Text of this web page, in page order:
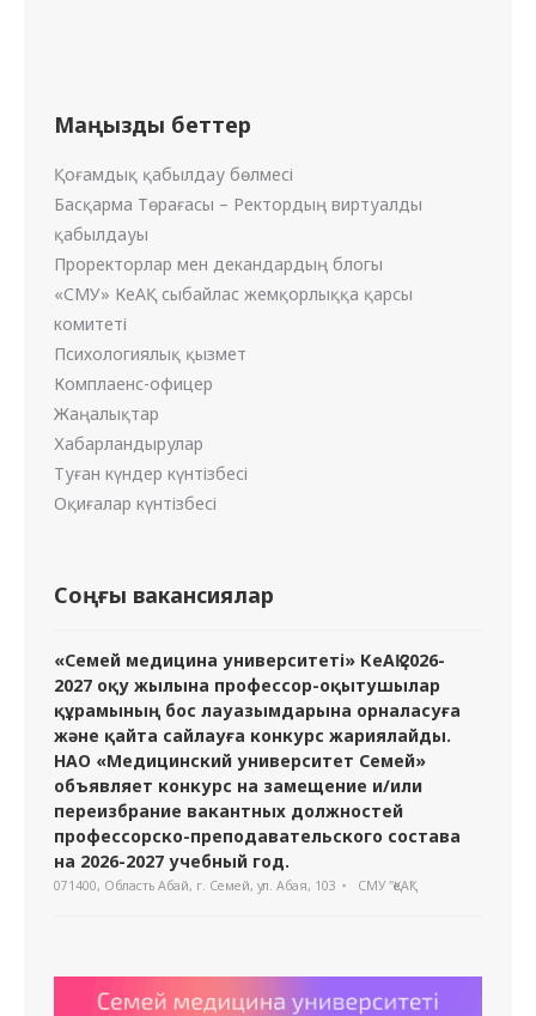
Маңызды беттер
Қоғамдық қабылдау бөлмесі
Басқарма Төрағасы – Ректордың виртуалды
қабылдауы
Проректорлар мен декандардың блогы
«СМУ» КеАҚ сыбайлас жемқорлыққа қарсы
комитеті
Психологиялық қызмет
Комплаенс-офицер
Жаңалықтар
Хабарландырулар
Туған күндер күнтізбесі
Оқиғалар күнтізбесі
Соңғы вакансиялар
«Семей медицина университеті» КеАҚ 2026-
2027 оқу жылына профессор-оқытушылар
құрамының бос лауазымдарына орналасуға
және қайта сайлауға конкурс жариялайды.
НАО «Медицинский университет Семей»
объявляет конкурс на замещение и/или
переизбрание вакантных должностей
профессорско-преподавательского состава
на 2026-2027 учебный год.
071400, Область Абай, г. Семей, ул. Абая, 103 СМУ "ҚеАҚ"